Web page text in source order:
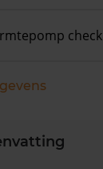
check